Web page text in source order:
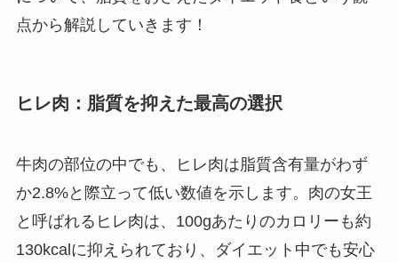
点から解説していきます！
ヒレ肉：脂質を抑えた最高の選択
牛肉の部位の中でも、ヒレ肉は脂質含有量がわず
か2.8%と際立って低い数値を示します。肉の女王
と呼ばれるヒレ肉は、100gあたりのカロリーも約
130kcalに抑えられており、ダイエット中でも安心